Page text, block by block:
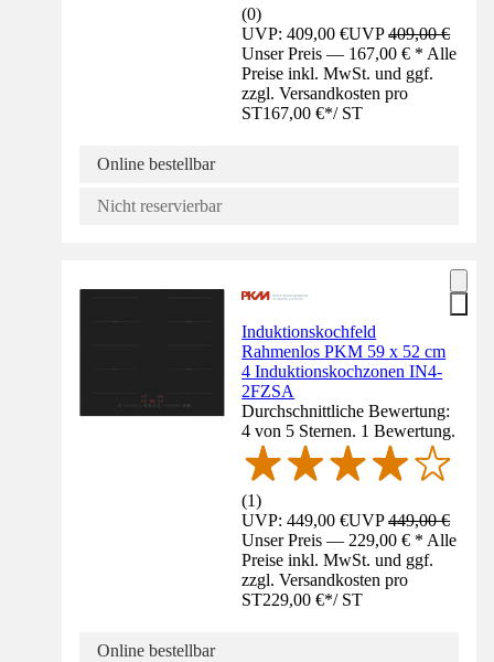
(0)
UVP: 409,00 €UVP409,00 €
Unser Preis — 167,00 € * Alle
Preise inkl. MwSt. und ggf.
zzgl. Versandkosten pro
ST167,00 €*/ ST
Online bestellbar
Nicht reservierbar
Induktionskochfeld
Rahmenlos PKM 59 x 52 cm
4 Induktionskochzonen IN4-
2FZSA
Durchschnittliche Bewertung:
4 von 5 Sternen. 1 Bewertung.
(1)
UVP: 449,00 €UVP449,00 €
Unser Preis — 229,00 € * Alle
Preise inkl. MwSt. und ggf.
zzgl. Versandkosten pro
ST229,00 €*/ ST
Online bestellbar